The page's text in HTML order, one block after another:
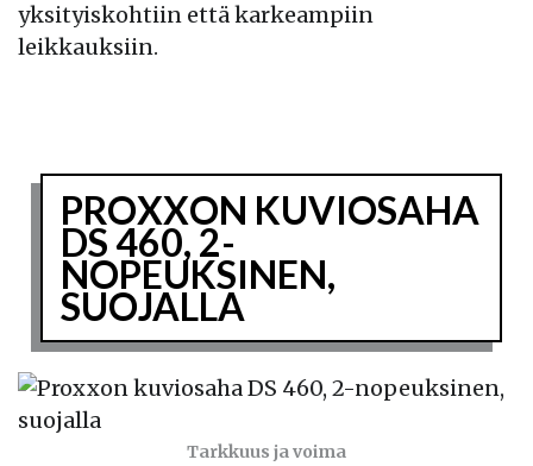
yksityiskohtiin että karkeampiin
leikkauksiin.
Tarkkuus ja voima
PROXXON KUVIOSAHA
DS 460, 2-
NOPEUKSINEN,
SUOJALLA